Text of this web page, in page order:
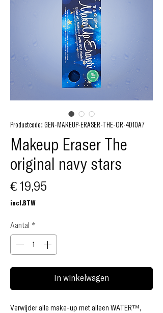
Productcode: GEN-MAKEUP-ERASER-THE-OR-4D10A7
Makeup Eraser The
original navy stars
€ 19,95
incl.BTW
Aantal *
In winkelwagen
Verwijder alle make-up met alleen WATER™,